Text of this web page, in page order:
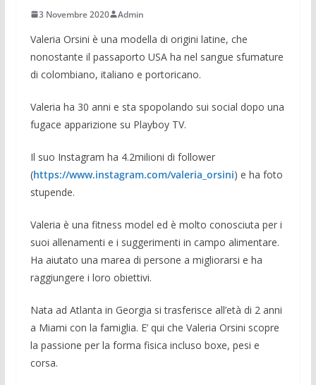
3 Novembre 2020 Admin
Valeria Orsini è una modella di origini latine, che
nonostante il passaporto USA ha nel sangue sfumature
di colombiano, italiano e portoricano.
Valeria ha 30 anni e sta spopolando sui social dopo una
fugace apparizione su Playboy TV.
Il suo Instagram ha 4.2milioni di follower
(https://www.instagram.com/valeria_orsini) e ha foto
stupende.
Valeria è una fitness model ed è molto conosciuta per i
suoi allenamenti e i suggerimenti in campo alimentare.
Ha aiutato una marea di persone a migliorarsi e ha
raggiungere i loro obiettivi.
Nata ad Atlanta in Georgia si trasferisce all’età di 2 anni
a Miami con la famiglia. E’ qui che Valeria Orsini scopre
la passione per la forma fisica incluso boxe, pesi e
corsa.